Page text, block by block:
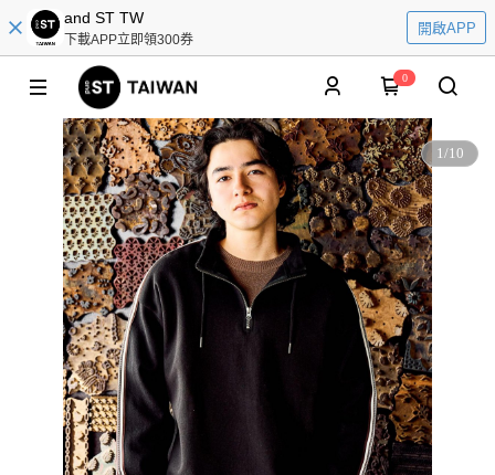
and ST TW
下載APP立即領300券
開啟APP
0
1/10